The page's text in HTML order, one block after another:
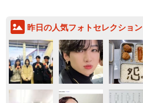
昨日の人気フォトセレクション